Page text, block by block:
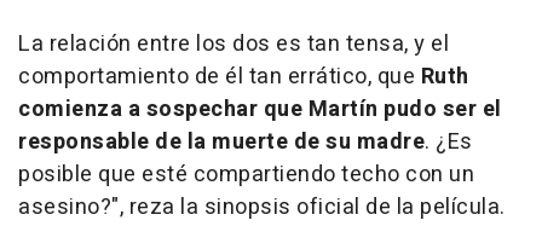
La relación entre los dos es tan tensa, y el
comportamiento de él tan errático, que Ruth
comienza a sospechar que Martín pudo ser el
responsable de la muerte de su madre. ¿Es
posible que esté compartiendo techo con un
asesino?", reza la sinopsis oficial de la película.